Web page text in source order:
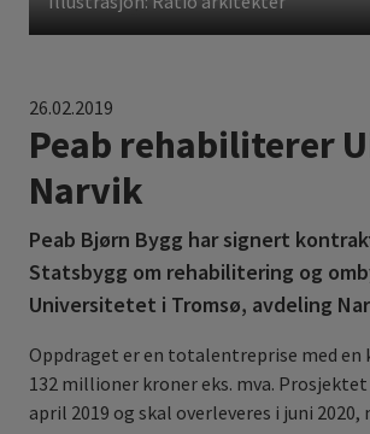
26.02.2019
Peab rehabiliterer
Narvik
Peab Bjørn Bygg har signert
Statsbygg om rehabilitering og
Universitetet i Tromsø, avdeling
Oppdraget er en totalentreprise med en
132 millioner kroner eks. mva.
april 2019 og skal overleveres i juni